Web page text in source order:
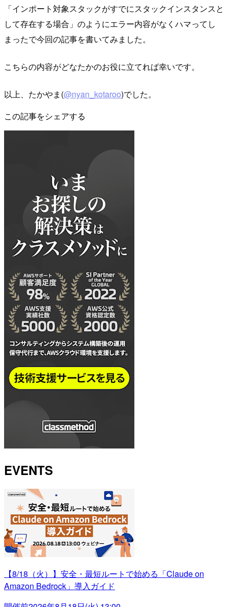
「インポート対象スタックがすでにスタックインスタンスと
して存在する場合」のようにエラー内容がなくハマってし
まったで今回の記事を書いてみました。
こちらの内容がどなたかのお役に立てれば幸いです。
以上、たかやま(@nyan_kotaroo)でした。
この記事をシェアする
EVENTS
【8/18（火）】安全・最短ルートで始める「Claude on
Amazon Bedrock」導入ガイド